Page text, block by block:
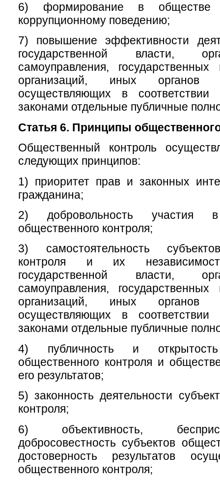
6) формирование в обществе
коррупционному поведению;
7) повышение эффективности
государственной власти,
самоуправления,
организаций, иных органов
осуществляющих в
законами отдельные публичные
Статья 6. Принципы
Общественный контроль
следующих принципов:
1) приоритет прав и законных
гражданина;
2) добровольность участия в
общественного контроля;
3) самостоятельность
контроля и их
государственной власти,
самоуправления,
организаций, иных органов
осуществляющих в
законами отдельные публичные
4) публичность и открытость
общественного контроля и
его результатов;
5) законность деятельности
контроля;
6) объективность,
добросовестность субъектов
достоверность результатов
общественного контроля;